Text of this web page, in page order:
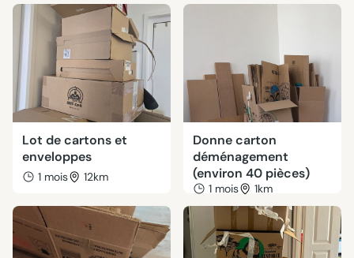
Lot de cartons et
enveloppes
1 mois 12km
Donne carton
déménagement
(environ 40 pièces)
1 mois 1km